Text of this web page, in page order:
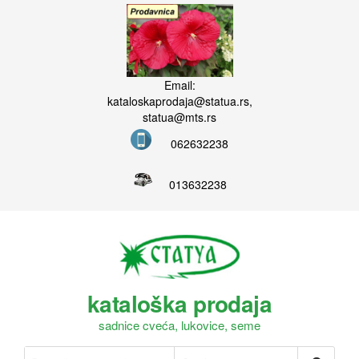
Email:
kataloskaprodaja@statua.rs,
statua@mts.rs
062632238
013632238
kataloška prodaja
sadnice cveća, lukovice, seme